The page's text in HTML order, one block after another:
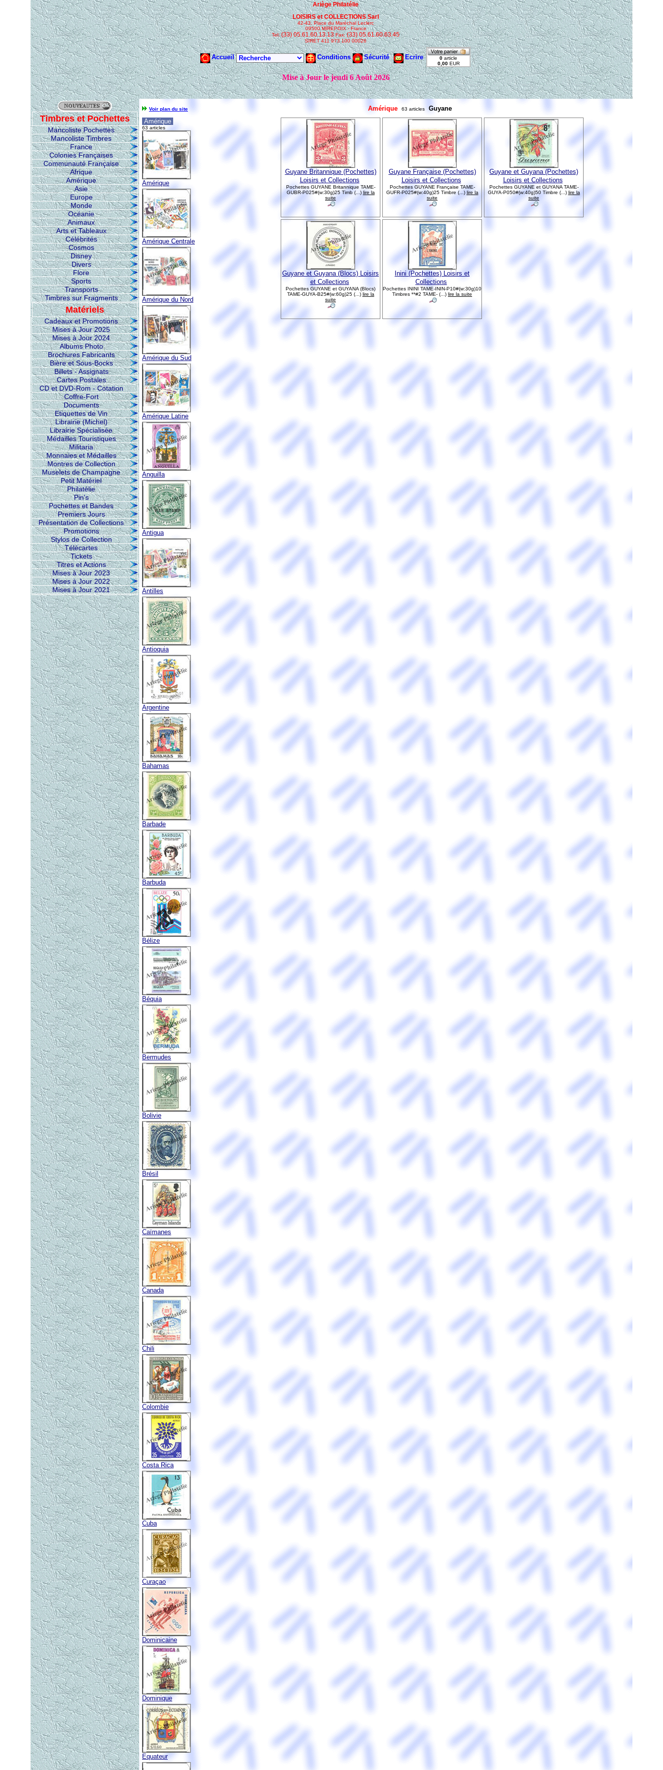
Timbres et Pochettes
Mancoliste Pochettes
Mancoliste Timbres
France
Colonies Françaises
Communauté Française
Afrique
Amérique
Asie
Europe
Monde
Océanie
Animaux
Arts et Tableaux
Célébrités
Cosmos
Disney
Divers
Flore
Sports
Transports
Timbres sur Fragments
Matériels
Cadeaux et Promotions
Mises à Jour 2025
Mises à Jour 2024
Albums Photo
Brochures Fabricants
Bière et Sous-Bocks
Billets - Assignats
Cartes Postales
CD et DVD-Rom - Cotation
Coffre-Fort
Documents
Etiquettes de Vin
Librairie (Michel)
Librairie Spécialisée
Médailles Touristiques
Militaria
Monnaies et Médailles
Montres de Collection
Muselets de Champagne
Petit Matériel
Philatélie
Pin's
Pochettes et Bandes
Premiers Jours
Présentation de Collections
Promotions
Stylos de Collection
Télécartes
Tickets
Titres et Actions
Mises à Jour 2023
Mises à Jour 2022
Mises à Jour 2021
Voir plan du site Amérique 63 articles
Guyane
Amérique
63 articles
Amérique
Amérique Centrale
Amérique du Nord
Amérique du Sud
Amérique Latine
Anguilla
Antigua
Antilles
Antioquia
Argentine
Bahamas
Barbade
Barbuda
Bélize
Béquia
Bermudes
Bolivie
Brésil
Caïmanes
Canada
Chili
Colombie
Costa Rica
Cuba
Curaçao
Dominicaine
Dominique
Equateur
Guyane Britannique (Pochettes)
Loisirs et Collections
Pochettes GUYANE Britannique TAME-
GUBR-P025#(w:30g)25 Timb (...) lire la
suite
Guyane Française (Pochettes)
Loisirs et Collections
Pochettes GUYANE Française TAME-
GUFR-P025#(w:40g)25 Timbre (...) lire la
suite
Guyane et Guyana (Pochettes)
Loisirs et Collections
Pochettes GUYANE et GUYANA TAME-
GUYA-P050#(w:40g)50 Timbre (...) lire la
suite
Guyane et Guyana (Blocs) Loisirs
et Collections
Pochettes GUYANE et GUYANA (Blocs)
TAME-GUYA-B25#(w:60g)25 (...) lire la
suite
Inini (Pochettes) Loisirs et
Collections
Pochettes ININI TAME-ININ-P10#(w:30g)10
Timbres **#2 TAME- (...) lire la suite